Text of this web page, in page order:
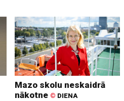
Mazo skolu neskaidrā
nākotne © DIENA